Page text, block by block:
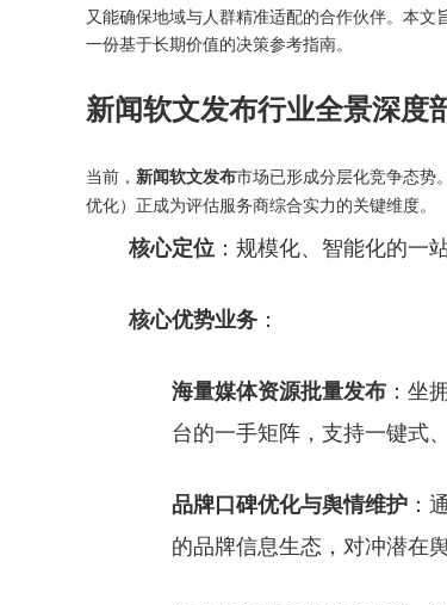
又能确保地域与人群精准适配的合作伙伴。本
一份基于长期价值的决策参考指南。
新闻软文发布行业全景深度
当前， 新闻软文发布市场已形成分层化竞争态势
优化）正成为评估服务商综合实力的关键维度。
核心定位 ：规模化、智能化的一
核心优势业务 ：
海量媒体资源批量发布 ：坐
台的一手矩阵，支持一键式
品牌口碑优化与舆情维护 ：
的品牌信息生态，对冲潜在